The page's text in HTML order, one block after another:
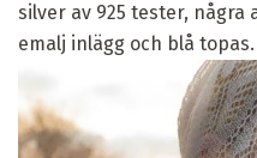
silver av 925 tester, några
emalj inlägg och blå topas.